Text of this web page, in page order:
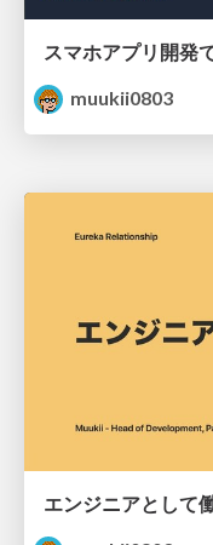
スマホアプリ開発
muukii0803
エンジニアとして